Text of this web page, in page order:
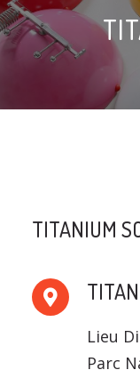
TITANIUM
Lieu
Parc